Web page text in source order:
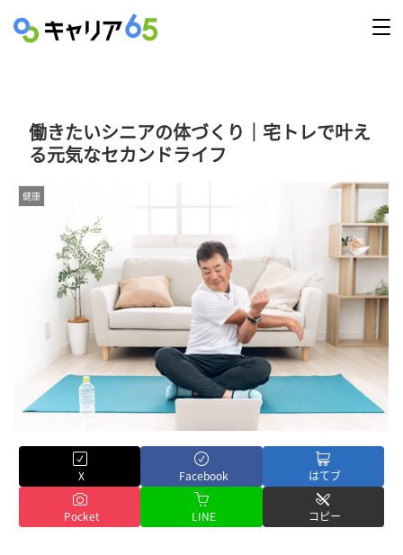
働きたいシニアの体づくり｜宅トレで叶え
る元気なセカンドライフ
健康
X Facebook はてブ
Pocket LINE コピー